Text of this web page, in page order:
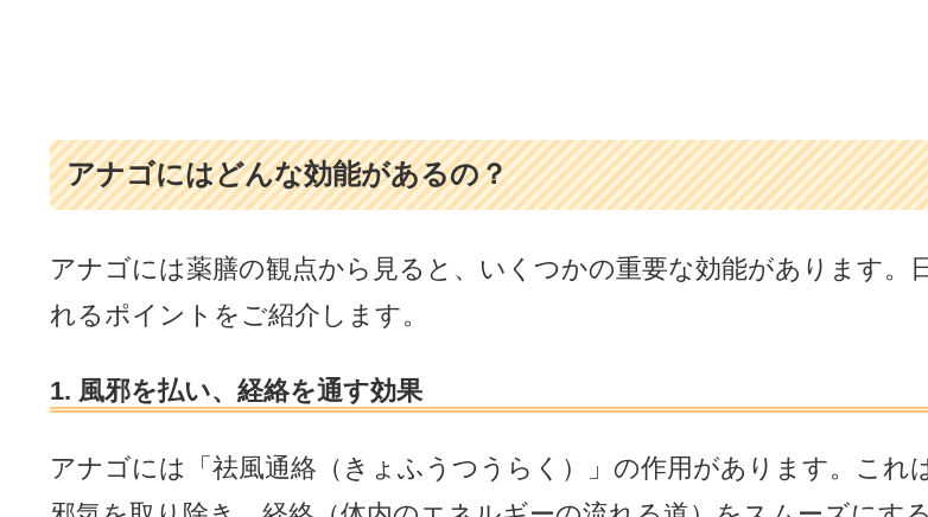
アナゴにはどんな効能があるの？
アナゴには薬膳の観点から見ると、いくつかの重要な効能があります。
れるポイントをご紹介します。
1. 風邪を払い、経絡を通す効果
アナゴには「祛風通絡（きょふうつうらく）」の作用があります。これ